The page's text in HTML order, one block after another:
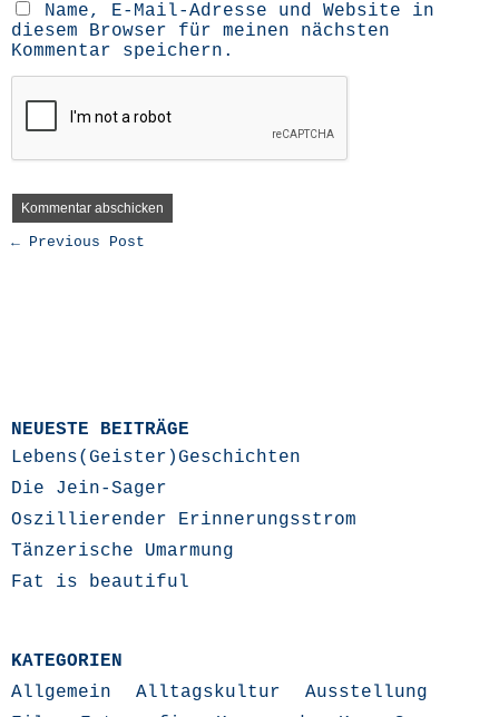
Name, E-Mail-Adresse und Website in
diesem Browser für meinen nächsten
Kommentar speichern.
← Previous Post
NEUESTE BEITRÄGE
Lebens(Geister)Geschichten
Die Jein-Sager
Oszillierender Erinnerungsstrom
Tänzerische Umarmung
Fat is beautiful
KATEGORIEN
Allgemein
Alltagskultur
Ausstellung